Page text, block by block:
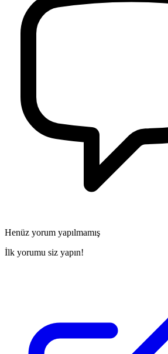
Henüz yorum yapılmamış
İlk yorumu siz yapın!